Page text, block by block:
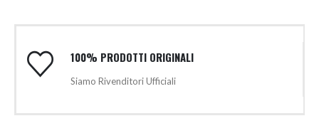
100% PRODOTTI ORIGINALI
Siamo Rivenditori Ufficiali